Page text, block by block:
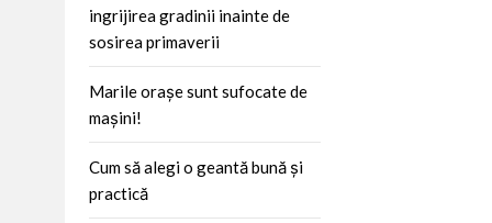
ingrijirea gradinii inainte de
sosirea primaverii
Marile orașe sunt sufocate de
mașini!
Cum să alegi o geantă bună și
practică